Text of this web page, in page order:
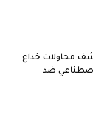
محاولات خداع
اصطناعي ضد